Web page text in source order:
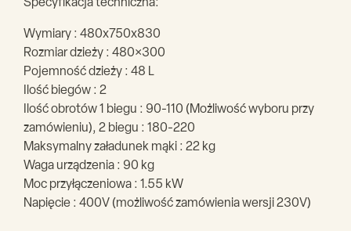
Specyfikacja techniczna:
Wymiary : 480x750x830
Rozmiar dzieży : 480×300
Pojemność dzieży : 48 L
Ilość biegów : 2
Ilość obrotów 1 biegu : 90-110 (Możliwość wyboru przy
zamówieniu), 2 biegu : 180-220
Maksymalny załadunek mąki : 22 kg
Waga urządzenia : 90 kg
Moc przyłączeniowa : 1.55 kW
Napięcie : 400V (możliwość zamówienia wersji 230V)